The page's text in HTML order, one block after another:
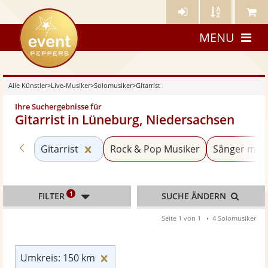
Künstler- Künstler Meine
eventpeppers
MENU
Alle Künstler>Live-Musiker>Solomusiker>Gitarrist
Ihre Suchergebnisse für
Gitarrist in Lüneburg, Niedersachsen
Zurück zu «Solomusiker»
Gitarrist Kategorie «Gitarrist» zurücksetzen
Rock & Pop Musiker Sänger mit
Umkreis: 150 km
FILTER 1 SUCHE ÄNDERN
Seite 1 von 1 4 Solomusiker